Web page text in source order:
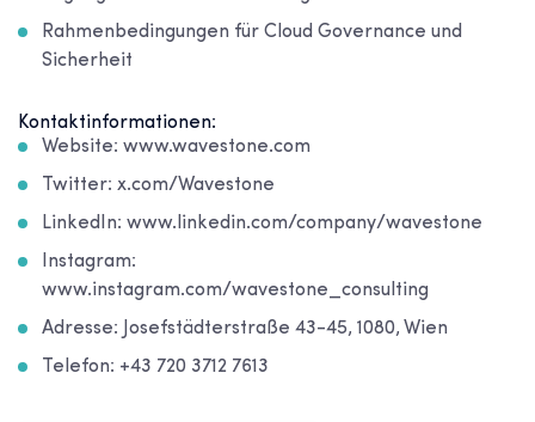
Rahmenbedingungen für Cloud Governance und
Sicherheit
Kontaktinformationen:
Website: www.wavestone.com
Twitter: x.com/Wavestone
LinkedIn: www.linkedin.com/company/wavestone
Instagram:
www.instagram.com/wavestone_consulting
Adresse: Josefstädterstraße 43-45, 1080, Wien
Telefon: +43 720 3712 7613